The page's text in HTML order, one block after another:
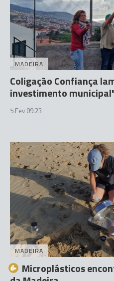
MADEIRA
Coligação Confiança
investimento
5 Fev 09:23
MADEIRA
Microplásticos